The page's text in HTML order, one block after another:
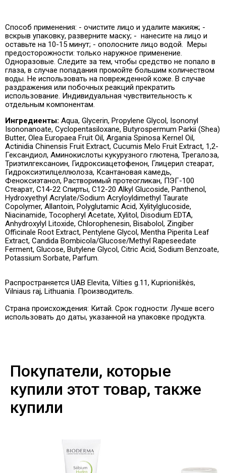
Способ применения: - очистите лицо и удалите макияж; -
вскрыв упаковку, разверните маску; - нанесите на лицо и
оставьте на 10-15 минут; - ополосните лицо водой. Меры
предосторожности: только наружное применение.
Одноразовые. Следите за тем, чтобы средство не попало в
глаза, в случае попадания промойте большим количеством
воды. Не использовать на поврежденной коже. В случае
раздражения или побочных реакций прекратить
использование. Индивидуальная чувствительность к
отдельным компонентам.
Ингредиенты: Aqua, Glycerin, Propylene Glycol, Isononyl
Isononanoate, Cyclopentasiloxane, Butyrospermum Parkii (Shea)
Butter, Olea Europaea Fruit Oil, Argania Spinosa Kernel Oil,
Actinidia Chinensis Fruit Extract, Cucumis Melo Fruit Extract, 1,2-
Гександиол, Аминокислоты кукурузного глютена, Трегалоза,
Триэтилгексаноин, Гидроксиацетофенон, Глицерил стеарат,
Гидроксиэтилцеллюлоза, Ксантановая камедь,
Феноксиэтанол, Растворимый протеогликан, ПЭГ-100
Стеарат, С14-22 Спирты, C12-20 Alkyl Glucoside, Panthenol,
Hydroxyethyl Acrylate/Sodium Acryloyldimethyl Taurate
Copolymer, Allantoin, Polyglutamic Acid, Xylitylglucoside,
Niacinamide, Tocopheryl Acetate, Xylitol, Disodium EDTA,
Anhydroxylyl Litoxide, Chlorophenesin, Bisabolol, Zingiber
Officinale Root Extract, Pentylene Glycol, Mentha Piperita Leaf
Extract, Candida Bombicola/Glucose/Methyl Rapeseedate
Ferment, Glucose, Butylene Glycol, Citric Acid, Sodium Benzoate,
Potassium Sorbate, Parfum.
Распространяется UAB Elevita, Vilties g.11, Kuprioniškės,
Vilniaus raj, Lithuania. Производитель.
Страна происхождения: Китай. Срок годности: Лучше всего
использовать до даты, указанной на упаковке продукта.
Покупатели, которые
купили этот товар, также
купили